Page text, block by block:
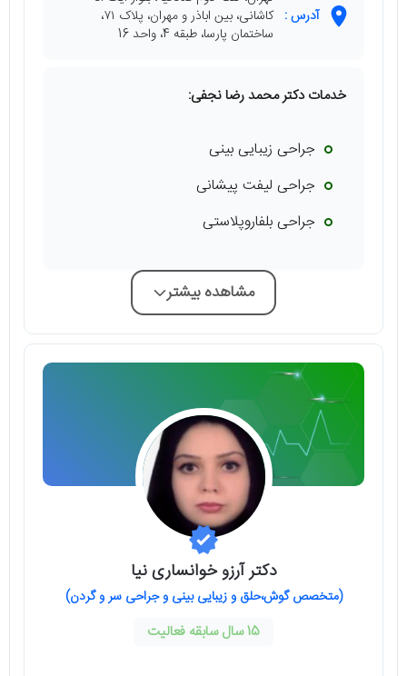
آدرس :
کاشانی، بین اباذر و مهران، پلاک ۷۱،
ساختمان پارسا، طبقه 4، واحد 16
خدمات دکتر محمد رضا نجفی:
جراحی زیبایی بینی
جراحی لیفت پیشانی
جراحی بلفاروپلاستی
مشاهده بیشتر
دکتر آرزو خوانساری نیا
(متخصص گوش،حلق و زیبایی بینی و جراحی سر و گردن)
15 سال سابقه فعالیت